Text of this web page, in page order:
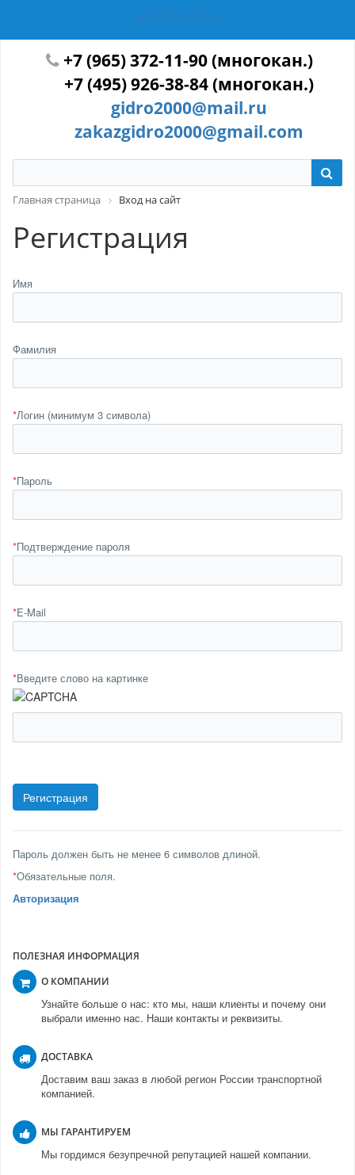
ГИДРОТЕХМАШ
+7 (965) 372-11-90 (многокан.)
+7 (495) 926-38-84 (многокан.)
gidro2000@mail.ru
zakazgidro2000@gmail.com
Главная страница Вход на сайт
Регистрация
Имя
Фамилия
*Логин (минимум 3 символа)
*Пароль
*Подтверждение пароля
*E-Mail
*Введите слово на картинке
Пароль должен быть не менее 6 символов длиной.
*Обязательные поля.
Авторизация
ПОЛЕЗНАЯ ИНФОРМАЦИЯ
О КОМПАНИИ
Узнайте больше о нас: кто мы, наши клиенты и почему они
выбрали именно нас. Наши контакты и реквизиты.
ДОСТАВКА
Доставим ваш заказ в любой регион России транспортной
компанией.
МЫ ГАРАНТИРУЕМ
Мы гордимся безупречной репутацией нашей компании.